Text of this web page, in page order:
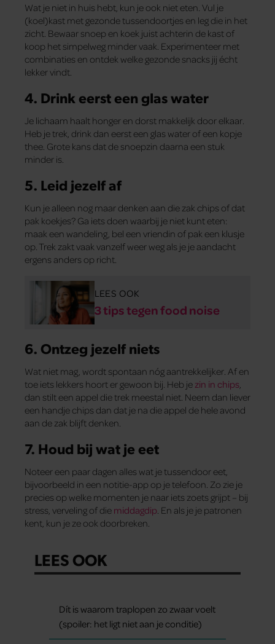
Wat je niet in huis hebt, kun je ook niet eten. Vul je
(koel)kast met gezonde tussendoortjes en leg die in het
zicht. Bewaar snoep en koek juist achterin de kast of
koop het simpelweg minder vaak. Experimenteer met
combinaties en ontdek welke gezonde snacks jij écht
lekker vindt.
4. Drink eerst een glas water
Je lichaam haalt honger en dorst makkelijk door elkaar.
Heb je trek, drink dan eerst een glas water of een kopje
thee. Grote kans dat de snoepzin daarna een stuk
minder is.
5. Leid jezelf af
Kun je alleen nog maar denken aan die zak chips of dat
pak koekjes? Ga iets doen waarbij je niet kunt eten:
maak een wandeling, bel een vriendin of pak een klusje
op. Trek zakt vaak vanzelf weer weg als je je aandacht
ergens anders op richt.
LEES OOK
3 tips tegen food noise
6. Ontzeg jezelf niets
Wat niet mag, wordt spontaan nóg aantrekkelijker. Af en
toe iets lekkers hoort er gewoon bij. Heb je zin in chips
dan stilt een appel die trek meestal niet. Neem dan liever
een handje chips dan dat je na die appel de hele avond
aan de zak blijft denken.
7. Houd bij wat je eet
Noteer een paar dagen alles wat je tussendoor eet,
bijvoorbeeld in een notitie-app op je telefoon. Zo zie je
precies op welke momenten je naar iets zoets grijpt – bij
stress, verveling of die middagdip. En als je je patronen
kent, kun je ze ook doorbreken.
LEES OOK
Dít is waarom traplopen zo zwaar voelt
(spoiler: het ligt niet aan je conditie)